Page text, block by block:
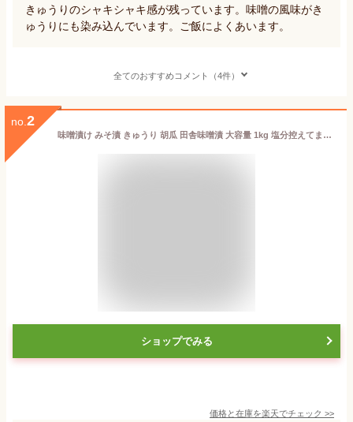
きゅうりのシャキシャキ感が残っています。味噌の風味がき
ゅうりにも染み込んでいます。ご飯によくあいます。
全てのおすすめコメント（4件）
no. 2
味噌漬け みそ漬 きゅうり 胡瓜 田舎味噌漬 大容量 1kg 塩分控えてません 飯とも メシトモ お茶漬け おにぎり 塩分補給 会津高砂屋
ショップでみる
価格と在庫を楽天でチェック >>